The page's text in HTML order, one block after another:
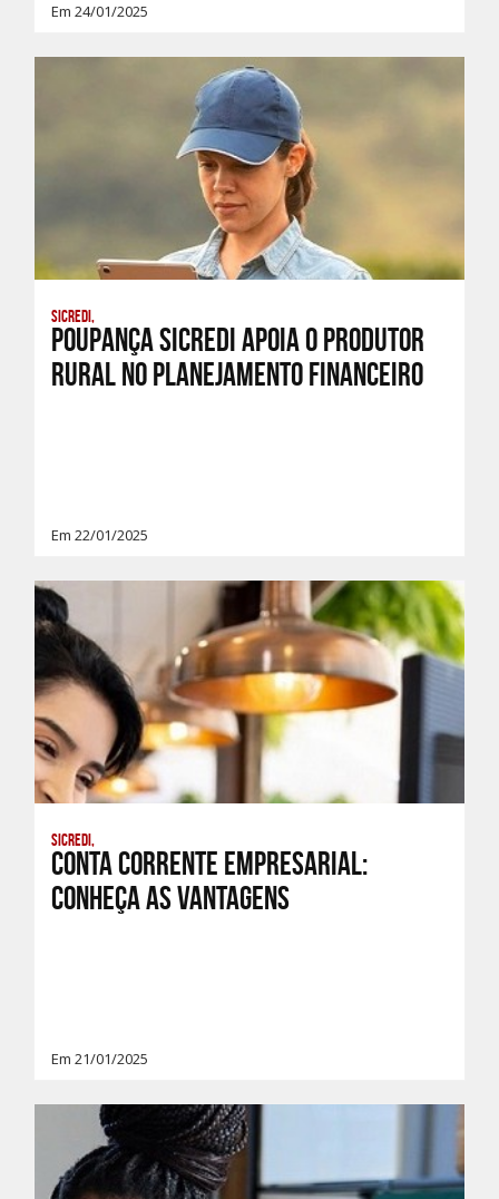
Em 24/01/2025
Sicredi,
Poupança Sicredi apoia o produtor
rural no Planejamento Financeiro
Em 22/01/2025
Sicredi,
Conta Corrente Empresarial:
conheça as vantagens
Em 21/01/2025